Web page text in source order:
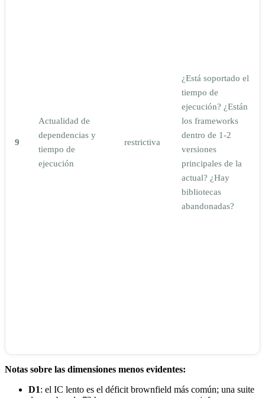
9
Actualidad de
dependencias y
tiempo de
ejecución
restrictiva
¿Está soportado el
tiempo de
ejecución? ¿Están
los frameworks
dentro de 1-2
versiones
principales de la
actual? ¿Hay
bibliotecas
abandonadas?
Notas sobre las dimensiones menos evidentes:
D1: el IC lento es el déficit brownfield más común; una suite